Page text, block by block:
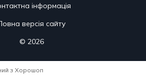
інформація
версія сайту
© 2026
з Хорошоп